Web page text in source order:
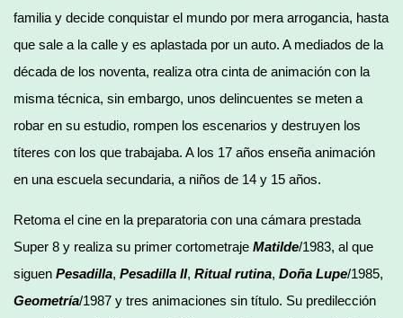
familia y decide conquistar el mundo por mera arrogancia, hasta
que sale a la calle y es aplastada por un auto. A mediados de la
década de los noventa, realiza otra cinta de animación con la
misma técnica, sin embargo, unos delincuentes se meten a
robar en su estudio, rompen los escenarios y destruyen los
títeres con los que trabajaba. A los 17 años enseña animación
en una escuela secundaria, a niños de 14 y 15 años.
Retoma el cine en la preparatoria con una cámara prestada
Super 8 y realiza su primer cortometraje Matilde/1983, al que
siguen Pesadilla, Pesadilla II, Ritual rutina, Doña Lupe/1985,
Geometría/1987 y tres animaciones sin título. Su predilección